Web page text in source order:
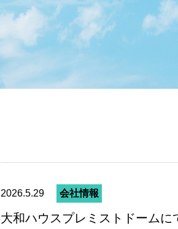
2026.5.29 会社情報
大和ハウスプレミストドームに